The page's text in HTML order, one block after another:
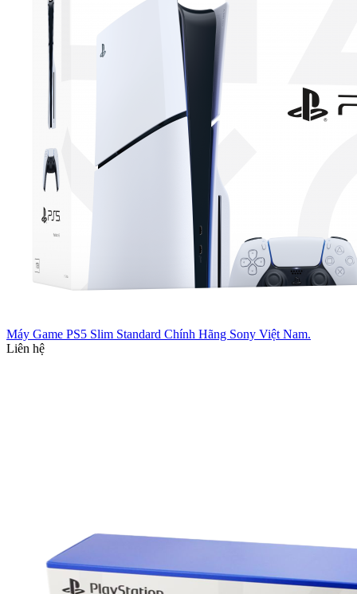
Máy Game PS5 Slim Standard Chính Hãng Sony Việt Nam.
Liên hệ